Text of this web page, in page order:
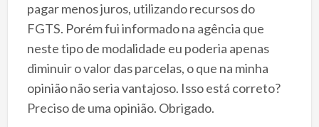
pagar menos juros, utilizando recursos do
FGTS. Porém fui informado na agência que
neste tipo de modalidade eu poderia apenas
diminuir o valor das parcelas, o que na minha
opinião não seria vantajoso. Isso está correto?
Preciso de uma opinião. Obrigado.